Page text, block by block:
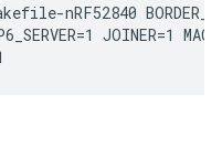
nRF52840
JOINER=1